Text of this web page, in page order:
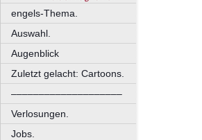
engels-Thema.
Auswahl.
Augenblick
Zuletzt gelacht: Cartoons.
––––––––––––––––––––
Verlosungen.
Jobs.